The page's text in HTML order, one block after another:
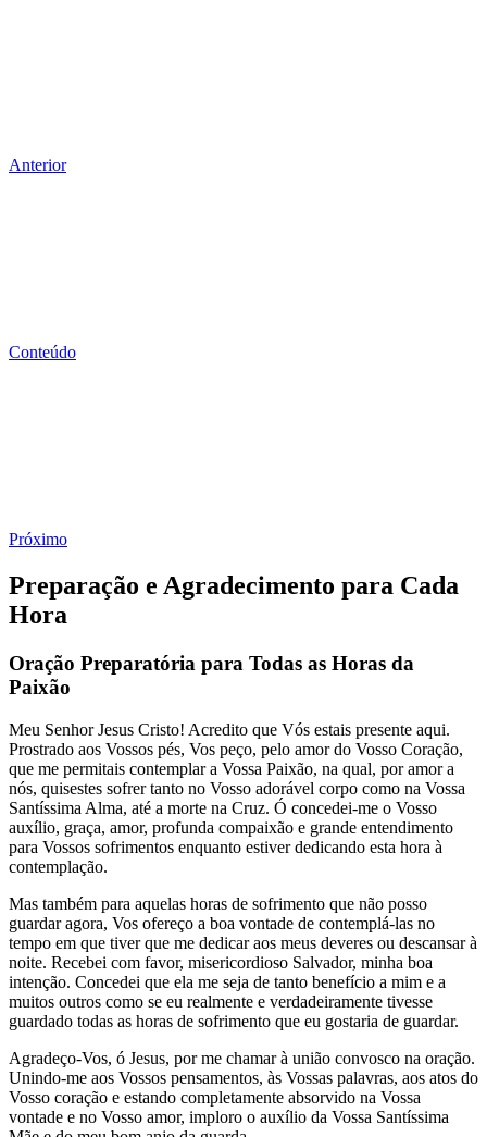
Anterior
Conteúdo
Próximo
Preparação e Agradecimento para Cada
Hora
Oração Preparatória para Todas as Horas da
Paixão
Meu Senhor Jesus Cristo! Acredito que Vós estais presente aqui.
Prostrado aos Vossos pés, Vos peço, pelo amor do Vosso Coração,
que me permitais contemplar a Vossa Paixão, na qual, por amor a
nós, quisestes sofrer tanto no Vosso adorável corpo como na Vossa
Santíssima Alma, até a morte na Cruz. Ó concedei-me o Vosso
auxílio, graça, amor, profunda compaixão e grande entendimento
para Vossos sofrimentos enquanto estiver dedicando esta hora à
contemplação.
Mas também para aquelas horas de sofrimento que não posso
guardar agora, Vos ofereço a boa vontade de contemplá-las no
tempo em que tiver que me dedicar aos meus deveres ou descansar à
noite. Recebei com favor, misericordioso Salvador, minha boa
intenção. Concedei que ela me seja de tanto benefício a mim e a
muitos outros como se eu realmente e verdadeiramente tivesse
guardado todas as horas de sofrimento que eu gostaria de guardar.
Agradeço-Vos, ó Jesus, por me chamar à união convosco na oração.
Unindo-me aos Vossos pensamentos, às Vossas palavras, aos atos do
Vosso coração e estando completamente absorvido na Vossa
vontade e no Vosso amor, imploro o auxílio da Vossa Santíssima